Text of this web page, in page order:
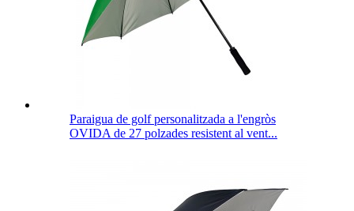
Paraigua de golf personalitzada a l'engròs
OVIDA de 27 polzades resistent al vent...